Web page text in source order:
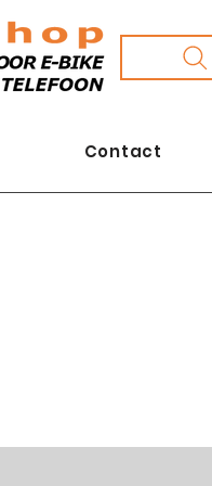
Contact